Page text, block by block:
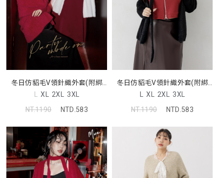
冬日仿貂毛V領針織外套(附綁
帶) MUA
L XL 2XL 3XL
NT.1190
NTD.583
冬日仿貂毛V領針織外套(附綁
帶) MUA
L XL 2XL 3XL
NT.1190
NTD.583